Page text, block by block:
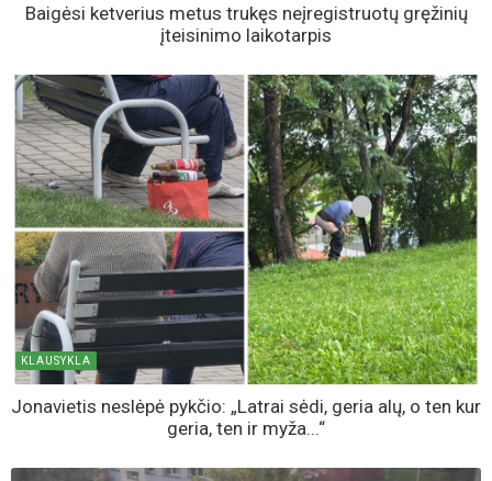
Baigėsi ketverius metus trukęs neįregistruotų gręžinių
įteisinimo laikotarpis
KLAUSYKLA
Jonavietis neslėpė pykčio: „Latrai sėdi, geria alų, o ten kur
geria, ten ir myža...“